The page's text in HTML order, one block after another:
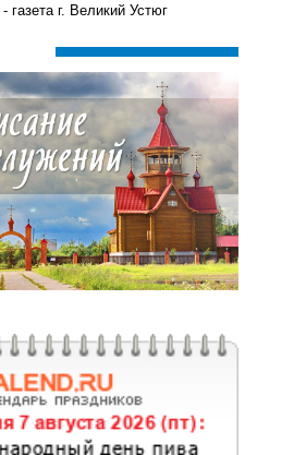
- газета г. Великий Устюг